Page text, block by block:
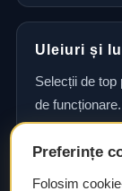
Uleiuri și
Selecții de top
de funcționare.
Preferințe
Folosim